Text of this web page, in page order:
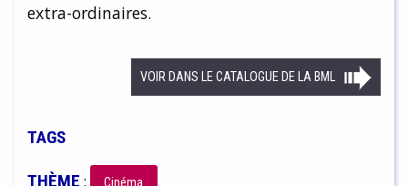
extra-ordinaires.
VOIR DANS LE CATALOGUE DE LA BML
TAGS
THÈME : Cinéma